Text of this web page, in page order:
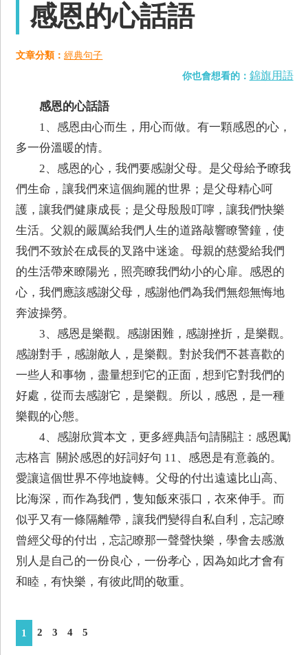
感恩的心話語
文章分類：經典句子
你也會想看的： 錦旗用語
感恩的心話語
1、感恩由心而生，用心而做。有一顆感恩的心，
多一份溫暖的情。
2、感恩的心，我們要感謝父母。是父母給予瞭我
們生命，讓我們來這個絢麗的世界；是父母精心呵
護，讓我們健康成長；是父母殷殷叮嚀，讓我們快樂
生活。父親的嚴厲給我們人生的道路敲響瞭警鐘，使
我們不致於在成長的叉路中迷途。母親的慈愛給我們
的生活帶來瞭陽光，照亮瞭我們幼小的心扉。感恩的
心，我們應該感謝父母，感謝他們為我們無怨無悔地
奔波操勞。
3、感恩是樂觀。感謝困難，感謝挫折，是樂觀。
感謝對手，感謝敵人，是樂觀。對於我們不甚喜歡的
一些人和事物，盡量想到它的正面，想到它對我們的
好處，從而去感謝它，是樂觀。所以，感恩，是一種
樂觀的心態。
4、感謝欣賞本文，更多經典語句請關註：感恩勵
志格言 關於感恩的好詞好句 11、感恩是有意義的。
愛讓這個世界不停地旋轉。父母的付出遠遠比山高、
比海深，而作為我們，隻知飯來張口，衣來伸手。而
似乎又有一條隔離帶，讓我們變得自私自利，忘記瞭
曾經父母的付出，忘記瞭那一聲聲快樂，學會去感激
別人是自己的一份良心，一份孝心，因為如此才會有
和睦，有快樂，有彼此間的敬重。
1 2 3 4 5